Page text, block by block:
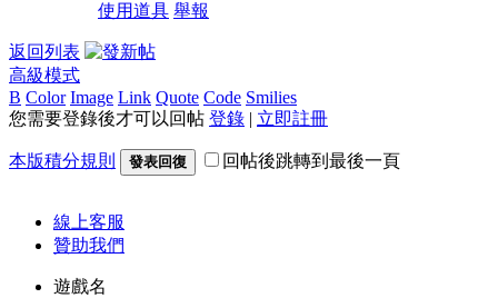
使用道具 舉報
返回列表
高級模式
B Color Image Link Quote Code Smilies
您需要登錄後才可以回帖 登錄 | 立即註冊
本版積分規則 發表回復 回帖後跳轉到最後一頁
線上客服
贊助我們
遊戲名